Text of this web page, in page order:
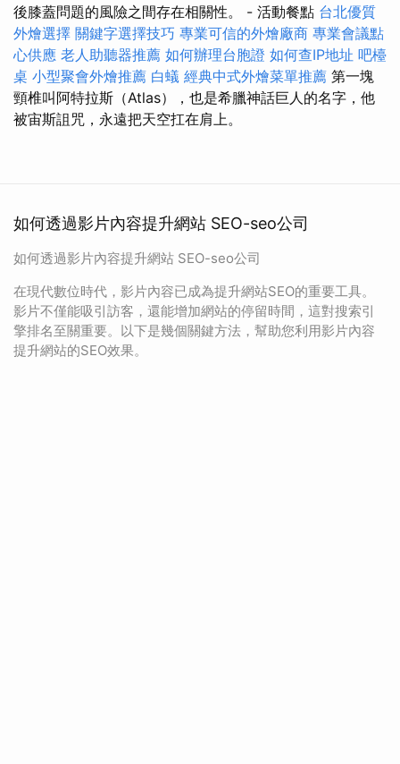
後膝蓋問題的風險之間存在相關性。 - 活動餐點 台北優質
外燴選擇 關鍵字選擇技巧 專業可信的外燴廠商 專業會議點
心供應 老人助聽器推薦 如何辦理台胞證 如何查IP地址 吧檯
桌 小型聚會外燴推薦 白蟻 經典中式外燴菜單推薦 第一塊
頸椎叫阿特拉斯（Atlas），也是希臘神話巨人的名字，他
被宙斯詛咒，永遠把天空扛在肩上。
如何透過影片內容提升網站 SEO-seo公司
如何透過影片內容提升網站 SEO-seo公司
在現代數位時代，影片內容已成為提升網站SEO的重要工具。
影片不僅能吸引訪客，還能增加網站的停留時間，這對搜索引
擎排名至關重要。以下是幾個關鍵方法，幫助您利用影片內容
提升網站的SEO效果。